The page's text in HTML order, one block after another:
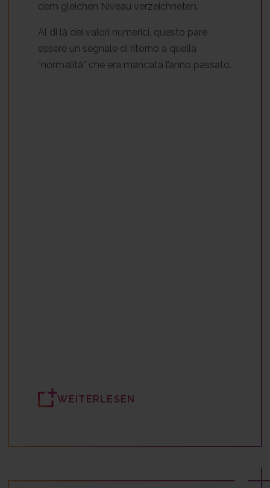
dem gleichen Niveau verzeichneten.
Al di là dei valori numerici, questo pare
essere un segnale di ritorno a quella
“normalità” che era mancata l’anno passato.
WEITERLESEN